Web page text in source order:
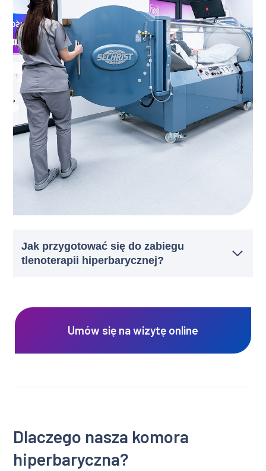
Jak przygotować się do zabiegu
tlenoterapii hiperbarycznej?
Umów się na wizytę online
Dlaczego nasza komora
hiperbaryczna?